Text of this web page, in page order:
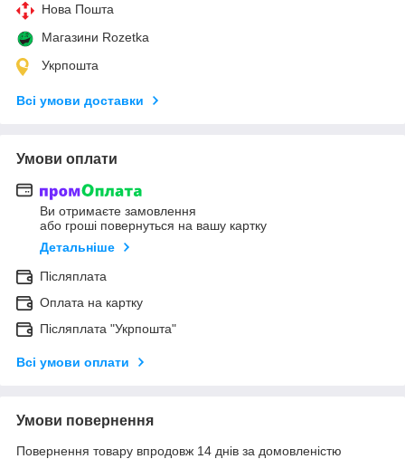
Нова Пошта
Магазини Rozetka
Укрпошта
Всі умови доставки
Умови оплати
Ви отримаєте замовлення
або гроші повернуться на вашу картку
Детальніше
Післяплата
Оплата на картку
Післяплата "Укрпошта"
Всі умови оплати
Умови повернення
Повернення товару впродовж 14 днів за домовленістю